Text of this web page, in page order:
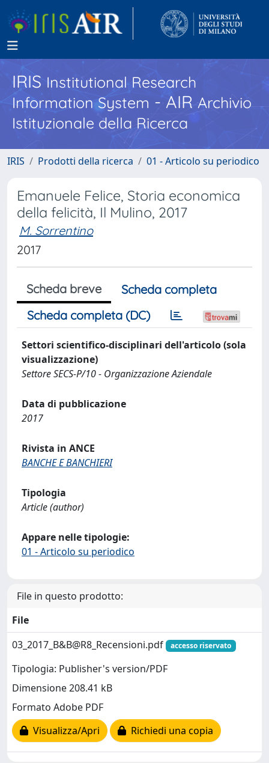
IRISInstitutional Research
Information System - AIR Archivio
Istituzionale della Ricerca
IRIS Prodotti della ricerca 01 - Articolo su periodico
Emanuele Felice, Storia economica
della felicità, Il Mulino, 2017
M. Sorrentino
2017
Scheda breve
Scheda completa
Scheda completa (DC)
Settori scientifico-disciplinari dell'articolo (sola
visualizzazione)
Settore SECS-P/10 - Organizzazione Aziendale
Data di pubblicazione
2017
Rivista in ANCE
BANCHE E BANCHIERI
Tipologia
Article (author)
Appare nelle tipologie:
01 - Articolo su periodico
File in questo prodotto:
File
03_2017_B&B@R8_Recensioni.pdf
accesso riservato
Tipologia: Publisher's version/PDF
Dimensione 208.41 kB
Formato Adobe PDF
Visualizza/Apri
Richiedi una copia